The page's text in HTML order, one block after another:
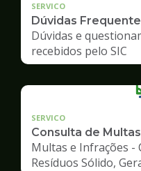
SERVICO
Dúvidas
Dúvidas e
recebidos pelo SIC
SERVICO
Consulta de
Multas e Infrações -
Resíduos Sólido,